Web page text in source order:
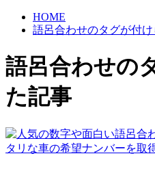
HOME
語呂合わせのタグが付
語呂合わせの
た記事